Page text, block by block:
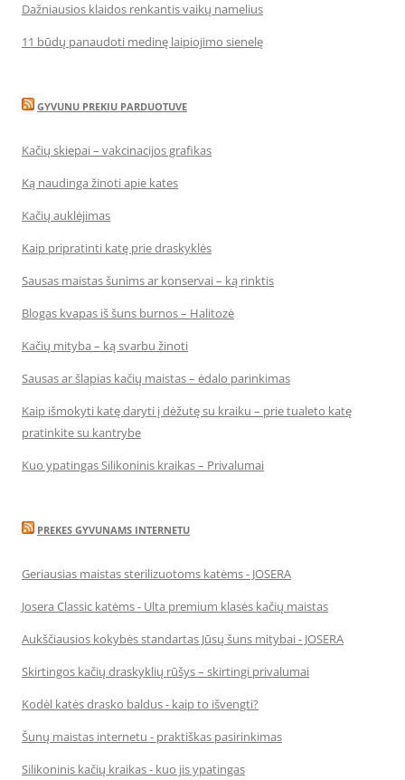
Dažniausios klaidos renkantis vaikų namelius
11 būdų panaudoti medinę laipiojimo sienelę
GYVUNU PREKIU PARDUOTUVE
Kačių skiepai – vakcinacijos grafikas
Ką naudinga žinoti apie kates
Kačių auklėjimas
Kaip pripratinti katę prie draskyklės
Sausas maistas šunims ar konservai – ką rinktis
Blogas kvapas iš šuns burnos – Halitozė
Kačių mityba – ką svarbu žinoti
Sausas ar šlapias kačių maistas – ėdalo parinkimas
Kaip išmokyti katę daryti į dėžutę su kraiku – prie tualeto katę
pratinkite su kantrybe
Kuo ypatingas Silikoninis kraikas – Privalumai
PREKES GYVUNAMS INTERNETU
Geriausias maistas sterilizuotoms katėms - JOSERA
Josera Classic katėms - Ulta premium klasės kačių maistas
Aukščiausios kokybės standartas Jūsų šuns mitybai - JOSERA
Skirtingos kačių draskyklių rūšys – skirtingi privalumai
Kodėl katės drasko baldus - kaip to išvengti?
Šunų maistas internetu - praktiškas pasirinkimas
Silikoninis kačių kraikas - kuo jis ypatingas